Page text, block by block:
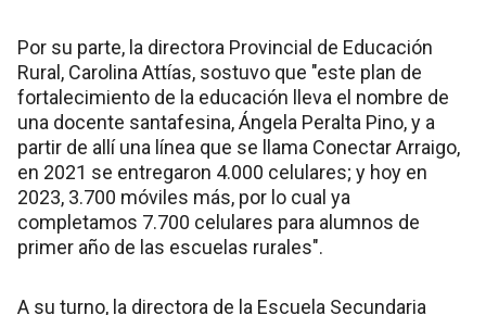
Por su parte, la directora Provincial de Educación
Rural, Carolina Attías, sostuvo que "este plan de
fortalecimiento de la educación lleva el nombre de
una docente santafesina, Ángela Peralta Pino, y a
partir de allí una línea que se llama Conectar Arraigo,
en 2021 se entregaron 4.000 celulares; y hoy en
2023, 3.700 móviles más, por lo cual ya
completamos 7.700 celulares para alumnos de
primer año de las escuelas rurales".
A su turno, la directora de la Escuela Secundaria